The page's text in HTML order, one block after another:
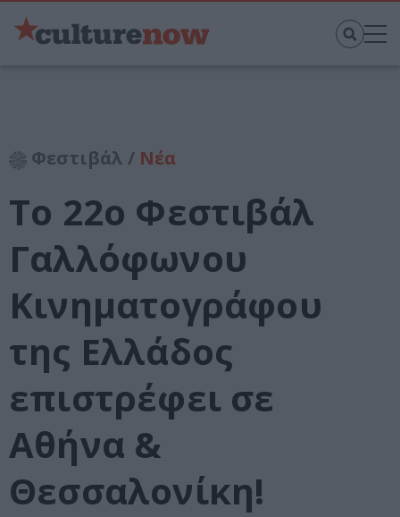
Φεστιβάλ / Νέα
Το 22o Φεστιβάλ
Γαλλόφωνου
Κινηματογράφου
της Ελλάδος
επιστρέφει σε
Αθήνα &
Θεσσαλονίκη!